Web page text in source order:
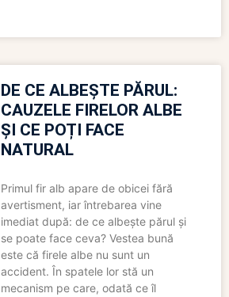
DE CE ALBEȘTE PĂRUL:
CAUZELE FIRELOR ALBE
ȘI CE POȚI FACE
NATURAL
Primul fir alb apare de obicei fără
avertisment, iar întrebarea vine
imediat după: de ce albește părul și
se poate face ceva? Vestea bună
este că firele albe nu sunt un
accident. În spatele lor stă un
mecanism pe care, odată ce îl